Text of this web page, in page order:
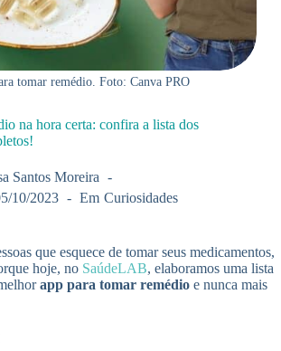
tomar remédio. Foto: Canva PRO
na hora certa: confira a lista dos
Santos Moreira
10/2023 Em Curiosidades
que esquece de tomar seus medicamentos,
hoje, no SaúdeLAB, elaboramos uma lista
app para tomar remédio e nunca mais